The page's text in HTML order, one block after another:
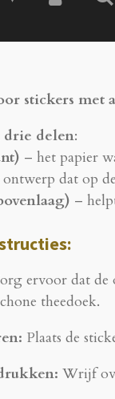
stickers met
drie delen:
– het papier
dat op
–
ervoor dat de
theedoek.
Plaats de
Wrijf